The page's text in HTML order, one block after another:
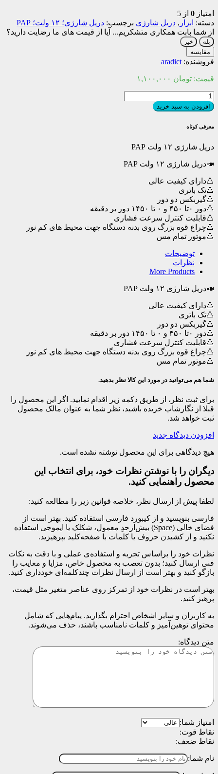
امتیاز 0 از 5
دسته: ابزار , دریل شارژی برچسب: دریل شارژی؛ ۱۲ ولت؛ PAP
از شما بابت همکاری متشکریم... آیا از قیمت های ما رضایت دارید؟
بله
خیر
مقایسه
فروشنده: aradict
قیمت: تومان
دریل
شارژی
۱۲
ولت
PAP
افزودن به سبد خرید
معرفی کوتاه
دریل شارژی ۱۲ ولت PAP
📣دریل شارژی ۱۲ ولت PAP
🔺دارای کیفیت عالی
🔺تک باتری
🔺گیربکس دو دور
🔺دور ۰تا ۴۵۰ و ۰ تا ۱۴۵۰ دور بر دقیقه
🔺قابلیت کنترل سرعت فشاری
🔺چراغ قوه بزرگ روی بدنه دستگاه جهت محیط های کم نور
🔺موتور تمام مس
توضیحات
نظرات
More Products
📣دریل شارژی ۱۲ ولت PAP
🔺دارای کیفیت عالی
🔺تک باتری
🔺گیربکس دو دور
🔺دور ۰تا ۴۵۰ و ۰ تا ۱۴۵۰ دور بر دقیقه
🔺قابلیت کنترل سرعت فشاری
🔺چراغ قوه بزرگ روی بدنه دستگاه جهت محیط های کم نور
🔺موتور تمام مس
شما هم می‌توانید در مورد این کالا نظر بدهید.
برای ثبت نظر، از طریق دکمه زیر اقدام نمایید. اگر این محصول را
قبلا از نگارشاپ خریده باشید، نظر شما به عنوان مالک محصول
ثبت خواهد شد.
افزودن دیدگاه جدید
هیچ دیدگاهی برای این محصول نوشته نشده است.
دیگران را با نوشتن نظرات خود، برای انتخاب این
محصول راهنمایی کنید.
لطفا پیش از ارسال نظر، خلاصه قوانین زیر را مطالعه کنید:
فارسی بنویسید و از کیبورد فارسی استفاده کنید. بهتر است از
فضای خالی (Space) بیش‌از‌حدِ معمول، شکلک یا ایموجی استفاده
نکنید و از کشیدن حروف یا کلمات با صفحه‌کلید بپرهیزید.
نظرات خود را براساس تجربه و استفاده‌ی عملی و با دقت به نکات
فنی ارسال کنید؛ بدون تعصب به محصول خاص، مزایا و معایب را
بازگو کنید و بهتر است از ارسال نظرات چندکلمه‌‌ای خودداری کنید.
بهتر است در نظرات خود از تمرکز روی عناصر متغیر مثل قیمت،
پرهیز کنید.
به کاربران و سایر اشخاص احترام بگذارید. پیام‌هایی که شامل
محتوای توهین‌آمیز و کلمات نامناسب باشند، حذف می‌شوند.
متن دیدگاه:
امتیاز شما:
نقاط قوت:
نقاط ضعف:
نام شما: